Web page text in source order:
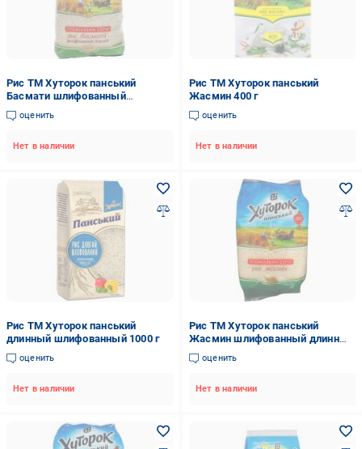
Рис ТМ Хуторок панський
Басмати шлифованный
длинный экстра 1000 г
оценить
Нет в наличии
Рис ТМ Хуторок панський
Жасмин 400 г
оценить
Нет в наличии
Рис ТМ Хуторок панський
длинный шлифованный 1000 г
оценить
Нет в наличии
Рис ТМ Хуторок панський
Жасмин шлифованный длинный
экстра 1000 г
оценить
Нет в наличии